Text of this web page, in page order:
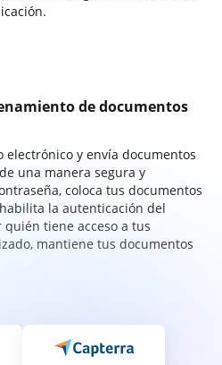
de documentos
electrónico y envía documentos
una manera segura y
coloca tus documentos
la autenticación del
tiene acceso a tus
mantiene tus documentos